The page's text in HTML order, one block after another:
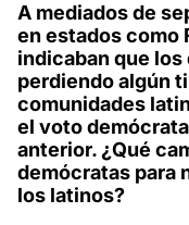
A mediados de
en estados como
indicaban que
perdiendo algún
comunidades
el voto
anterior. ¿Qué
demócratas para
los latinos?